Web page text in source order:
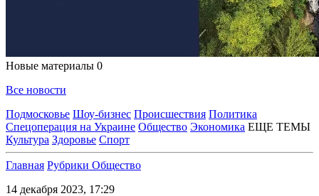
Новые материалы 0
Все новости
Подмосковье Шоу-бизнес Происшествия Политика
Спецоперация на Украине Общество Экономика ЕЩЕ ТЕМЫ
Культура Здоровье Спорт
Главная Рубрики Общество
14 декабря 2023, 17:29